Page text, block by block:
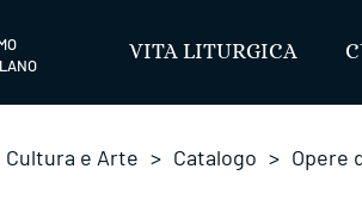
VITA LITURGICA
Cultura e Arte > Catalogo > Opere